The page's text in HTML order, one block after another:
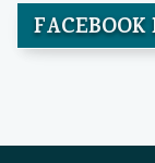
FACEBOOK